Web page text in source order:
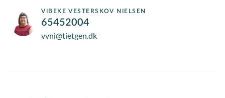
VIBEKE VESTERSKOV NIELSEN
65452004
vvni@tietgen.dk